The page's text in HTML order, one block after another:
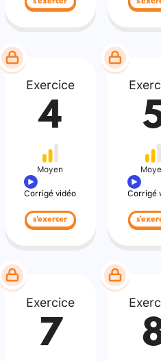
Exercice
4
Moyen
Corrigé vidéo
s'exercer
Corrigé
Exercice
7